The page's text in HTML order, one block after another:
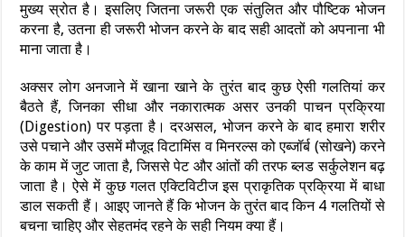
मुख्य स्रोत है। इसलिए जितना जरूरी एक संतुलित और पौष्टिक भोजन
करना है, उतना ही जरूरी भोजन करने के बाद सही आदतों को अपनाना भी
माना जाता है।
अक्सर लोग अनजाने में खाना खाने के तुरंत बाद कुछ ऐसी गलतियां कर
बैठते हैं, जिनका सीधा और नकारात्मक असर उनकी पाचन प्रक्रिया
(Digestion) पर पड़ता है। दरअसल, भोजन करने के बाद हमारा शरीर
उसे पचाने और उसमें मौजूद विटामिंस व मिनरल्स को एब्जॉर्ब (सोखने) करने
के काम में जुट जाता है, जिससे पेट और आंतों की तरफ ब्लड सर्कुलेशन बढ़
जाता है। ऐसे में कुछ गलत एक्टिविटीज इस प्राकृतिक प्रक्रिया में बाधा
डाल सकती हैं। आइए जानते हैं कि भोजन के तुरंत बाद किन 4 गलतियों से
बचना चाहिए और सेहतमंद रहने के सही नियम क्या हैं।